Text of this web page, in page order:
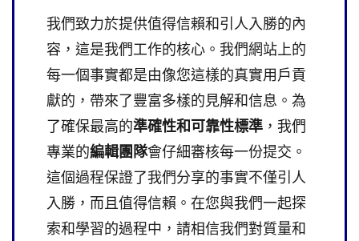
我們致力於提供值得信賴和引人入勝的內
容，這是我們工作的核心。我們網站上的
每一個事實都是由像您這樣的真實用戶貢
獻的，帶來了豐富多樣的見解和信息。為
了確保最高的準確性和可靠性標準 ，我們
專業的編輯團隊會仔細審核每一份提交。
這個過程保證了我們分享的事實不僅引人
入勝，而且值得信賴。在您與我們一起探
索和學習的過程中，請相信我們對質量和